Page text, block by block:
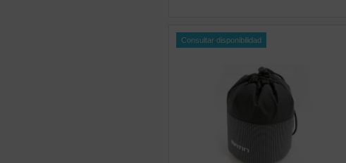
Consultar disponibilidad